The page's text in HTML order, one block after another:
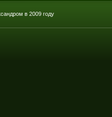
в 2009 году